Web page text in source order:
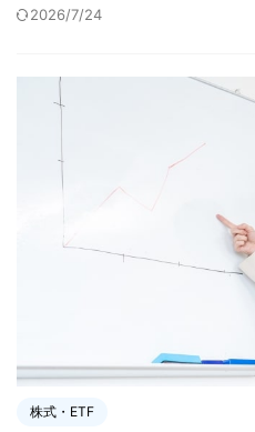
2026/7/24
株式・ETF